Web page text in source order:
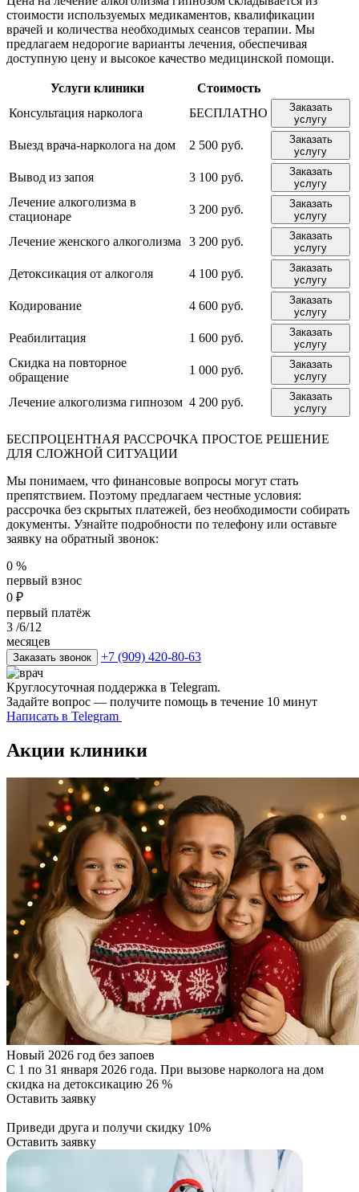
стоимости используемых медикаментов, квалификации
врачей и количества необходимых сеансов терапии. Мы
предлагаем недорогие варианты лечения, обеспечивая
доступную цену и высокое качество медицинской помощи.
Услуги клиники
Стоимость
Консультация нарколога
БЕСПЛАТНО
Заказать
услугу
Выезд врача-нарколога на дом 2 500 руб.
Заказать
услугу
Вывод из запоя 3 100 руб.
Заказать
услугу
Лечение алкоголизма в
стационаре
3 200 руб.
Заказать
услугу
Лечение женского алкоголизма 3 200 руб.
Заказать
услугу
Детоксикация от алкоголя 4 100 руб.
Заказать
услугу
Кодирование 4 600 руб.
Заказать
услугу
Реабилитация 1 600 руб.
Заказать
услугу
Скидка на повторное
обращение
1 000 руб.
Заказать
услугу
Лечение алкоголизма гипнозом 4 200 руб.
Заказать
услугу
БЕСПРОЦЕНТНАЯ РАССРОЧКА ПРОСТОЕ РЕШЕНИЕ
ДЛЯ СЛОЖНОЙ СИТУАЦИИ
Мы понимаем, что финансовые вопросы могут стать
препятствием. Поэтому предлагаем честные условия:
рассрочка без скрытых платежей, без необходимости собирать
документы. Узнайте подробности по телефону или оставьте
заявку на обратный звонок:
0 %
первый взнос
0 ₽
первый платёж
3 /6/12
месяцев
Заказать звонок +7 (909) 420-80-63
Круглосуточная поддержка в Telegram.
Задайте вопрос — получите помощь в течение 10 минут
Написать в Telegram
Акции клиники
Новый 2026 год без запоев
С 1 по 31 января 2026 года. При вызове нарколога на дом
скидка на детоксикацию 26 %
Оставить заявку
Приведи друга и получи скидку 10%
Оставить заявку